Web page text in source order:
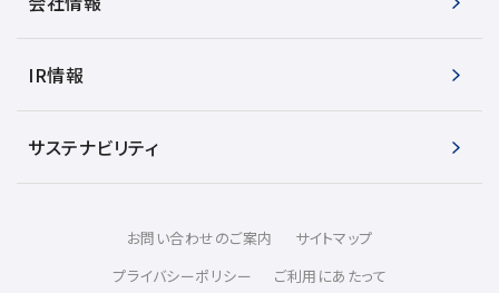
IR情報
サステナビリティ
お問い合わせのご案内
サイトマップ
プライバシーポリシー
ご利用にあたって